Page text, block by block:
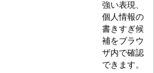
強い表現、
個人情報の
書きすぎ候
補をブラウ
ザ内で確認
できます。